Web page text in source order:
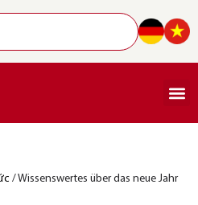
/Wissenswertes über das neue Jahr